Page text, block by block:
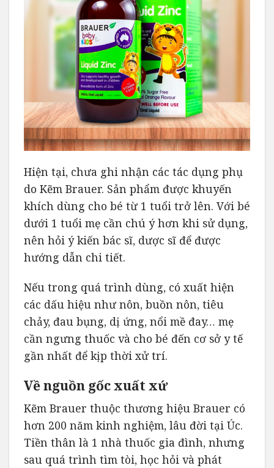
Hiện tại, chưa ghi nhận các tác dụng phụ
do Kẽm Brauer. Sản phẩm được khuyến
khích dùng cho bé từ 1 tuổi trở lên. Với bé
dưới 1 tuổi mẹ cần chú ý hơn khi sử dụng,
nên hỏi ý kiến bác sĩ, dược sĩ để được
hướng dẫn chi tiết.
Nếu trong quá trình dùng, có xuất hiện
các dấu hiệu như nôn, buồn nôn, tiêu
chảy, đau bụng, dị ứng, nổi mề đay… mẹ
cần ngưng thuốc và cho bé đến cơ sở y tế
gần nhất để kịp thời xử trí.
Về nguồn gốc xuất xứ
Kẽm Brauer thuộc thương hiệu Brauer có
hơn 200 năm kinh nghiệm, lâu đời tại Úc.
Tiền thân là 1 nhà thuốc gia đình, nhưng
sau quá trình tìm tòi, học hỏi và phát